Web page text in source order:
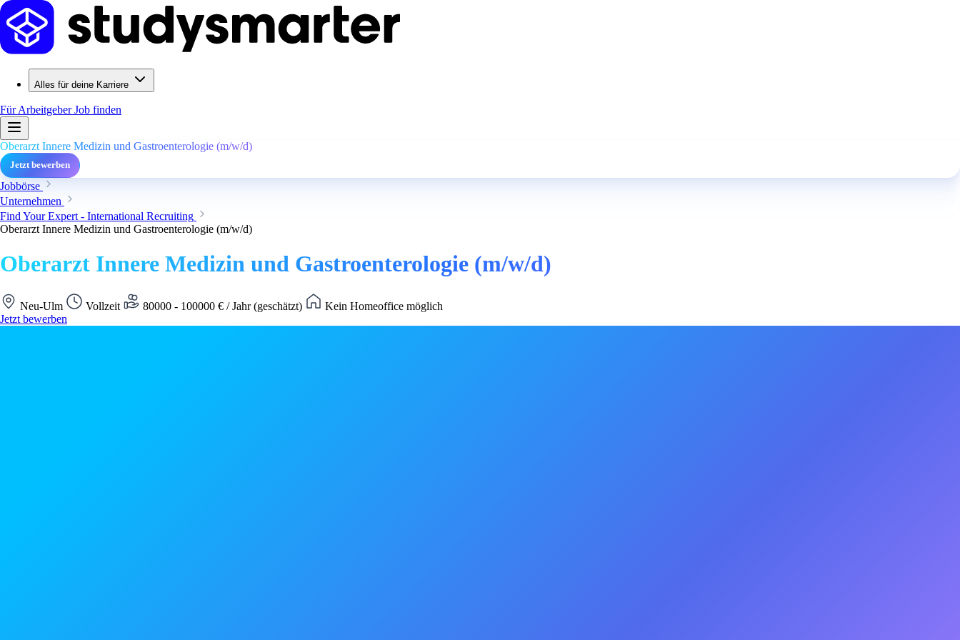
Alles für deine Karriere
Für ArbeitgeberJob finden
Oberarzt Innere Medizin und Gastroenterologie (m/w/d)
Jetzt bewerben
Jobbörse
Unternehmen
Find Your Expert - International Recruiting
Oberarzt Innere Medizin und Gastroenterologie (m/w/d)
Oberarzt Innere Medizin und Gastroenterologie (m/w/d)
Neu-Ulm Vollzeit 80000 - 100000 € / Jahr (geschätzt)
Kein Homeoffice möglich
Jetzt bewerben